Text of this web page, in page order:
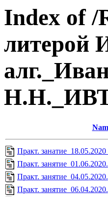
Index of
литерой
Практ.
Практ.
Практ.
Практ.